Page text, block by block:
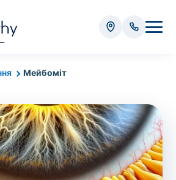
Мейбоміт
крові - 50 грн
біоматеріалу (крім крові) - від